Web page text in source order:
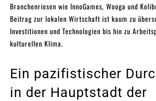
Branchenriesen wie InnoGames, Wooga und
Beitrag zur lokalen Wirtschaft ist kaum zu
Investitionen und Technologien bis hin zu
kulturellen Klima.
Ein pazifistischer
in der Hauptstadt der